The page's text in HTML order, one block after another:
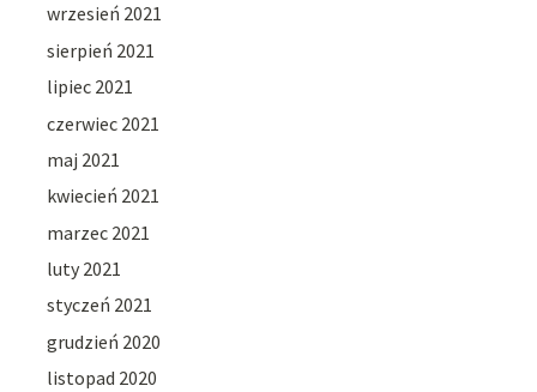
wrzesień 2021
sierpień 2021
lipiec 2021
czerwiec 2021
maj 2021
kwiecień 2021
marzec 2021
luty 2021
styczeń 2021
grudzień 2020
listopad 2020